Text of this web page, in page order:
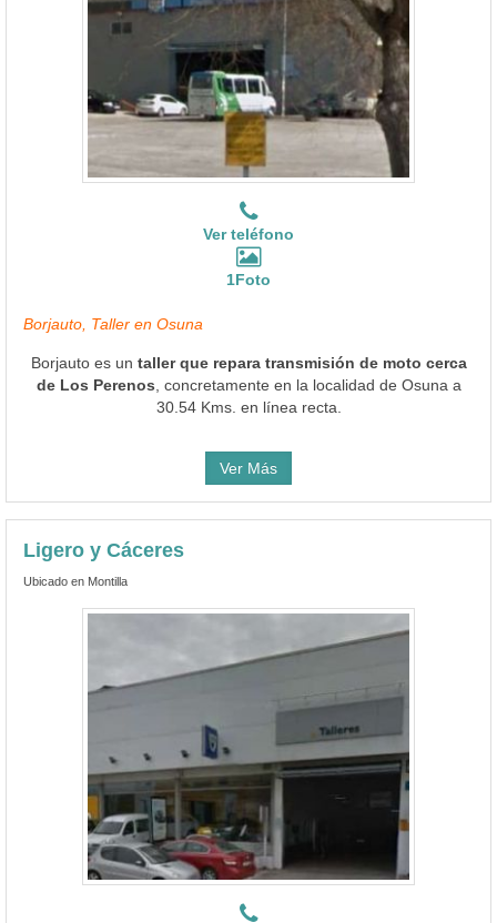
Ver teléfono
1Foto
Borjauto, Taller en Osuna
Borjauto es un taller que repara transmisión de moto cerca
de Los Perenos , concretamente en la localidad de Osuna a
30.54 Kms. en línea recta.
Ver Más
Ligero y Cáceres
Ubicado en Montilla